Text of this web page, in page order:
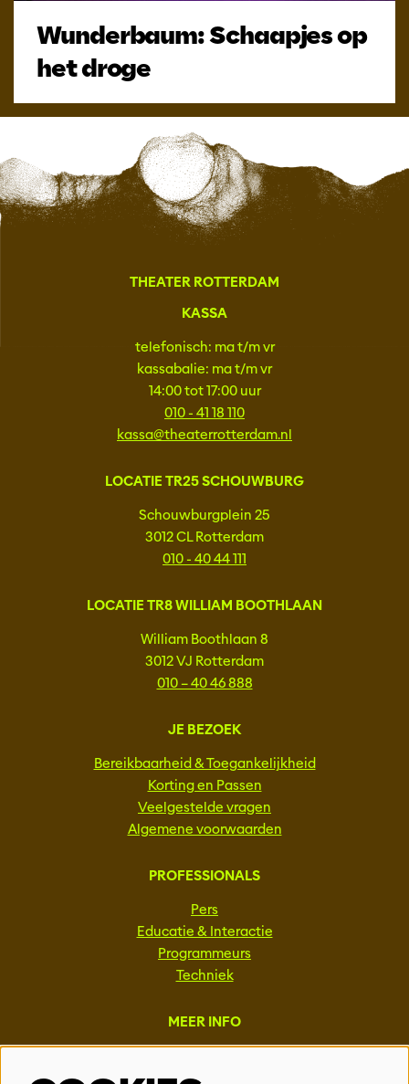
Wunderbaum: Schaapjes op
het droge
THEATER ROTTERDAM
KASSA
telefonisch: ma t/m vr
kassabalie: ma t/m vr
14:00 tot 17:00 uur
010 - 41 18 110
kassa@theaterrotterdam.nl
LOCATIE TR25 SCHOUWBURG
Schouwburgplein 25
3012 CL Rotterdam
010 - 40 44 111
LOCATIE TR8 WILLIAM BOOTHLAAN
William Boothlaan 8
3012 VJ Rotterdam
010 – 40 46 888
JE BEZOEK
Bereikbaarheid & Toegankelijkheid
Korting en Passen
Veelgestelde vragen
Algemene voorwaarden
PROFESSIONALS
Pers
Educatie & Interactie
Programmeurs
Techniek
MEER INFO
Vacatures